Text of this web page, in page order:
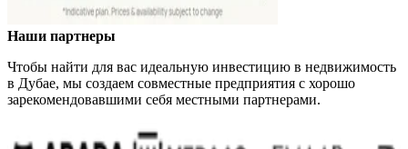
Наши партнеры
Чтобы найти для вас идеальную инвестицию в недвижимость
в Дубае, мы создаем совместные предприятия с хорошо
зарекомендовавшими себя местными партнерами.